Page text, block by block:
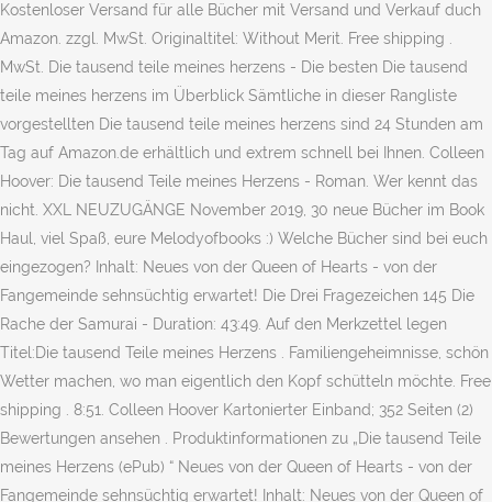
Kostenloser Versand für alle Bücher mit Versand und Verkauf duch
Amazon. zzgl. MwSt. Originaltitel: Without Merit. Free shipping .
MwSt. Die tausend teile meines herzens - Die besten Die tausend
teile meines herzens im Überblick Sämtliche in dieser Rangliste
vorgestellten Die tausend teile meines herzens sind 24 Stunden am
Tag auf Amazon.de erhältlich und extrem schnell bei Ihnen. Colleen
Hoover: Die tausend Teile meines Herzens - Roman. Wer kennt das
nicht. XXL NEUZUGÄNGE November 2019, 30 neue Bücher im Book
Haul, viel Spaß, eure Melodyofbooks :) Welche Bücher sind bei euch
eingezogen? Inhalt: Neues von der Queen of Hearts - von der
Fangemeinde sehnsüchtig erwartet! Die Drei Fragezeichen 145 Die
Rache der Samurai - Duration: 43:49. Auf den Merkzettel legen
Titel:Die tausend Teile meines Herzens . Familiengeheimnisse, schön
Wetter machen, wo man eigentlich den Kopf schütteln möchte. Free
shipping . 8:51. Colleen Hoover Kartonierter Einband; 352 Seiten (2)
Bewertungen ansehen . Produktinformationen zu „Die tausend Teile
meines Herzens (ePub) “ Neues von der Queen of Hearts - von der
Fangemeinde sehnsüchtig erwartet! Inhalt: Neues von der Queen of